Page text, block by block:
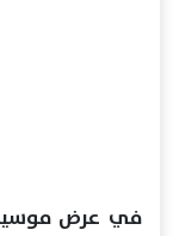
في عرض